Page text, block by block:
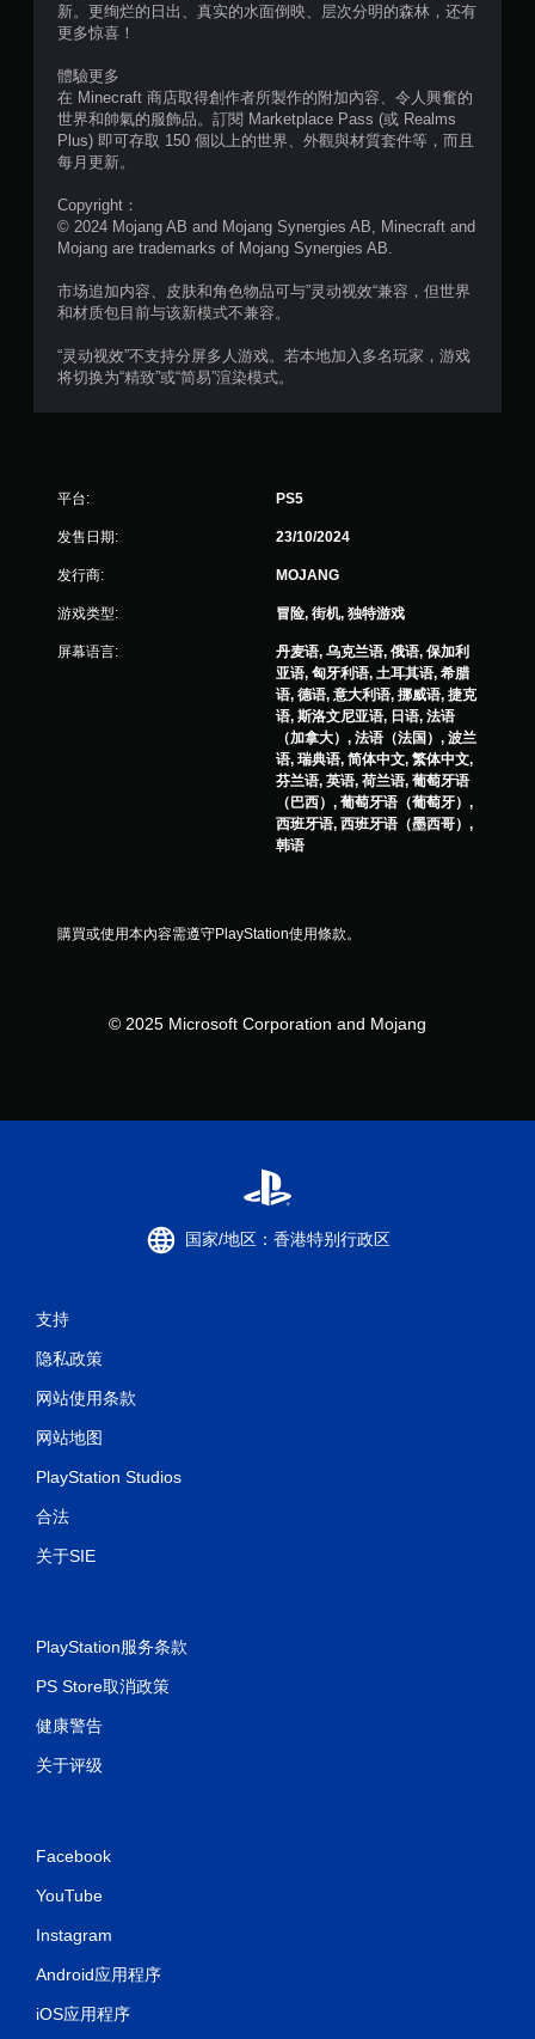
新。更绚烂的日出、真实的水面倒映、层次分明的森林，还有
更多惊喜！
體驗更多
在 Minecraft 商店取得創作者所製作的附加內容、令人興奮的
世界和帥氣的服飾品。訂閱 Marketplace Pass (或 Realms
Plus) 即可存取 150 個以上的世界、外觀與材質套件等，而且
每月更新。
Copyright：
© 2024 Mojang AB and Mojang Synergies AB, Minecraft and
Mojang are trademarks of Mojang Synergies AB.
市场追加内容、皮肤和角色物品可与”灵动视效“兼容，但世界
和材质包目前与该新模式不兼容。
“灵动视效”不支持分屏多人游戏。若本地加入多名玩家，游戏
将切换为“精致”或“简易”渲染模式。
平台: PS5
发售日期: 23/10/2024
发行商: MOJANG
游戏类型: 冒险, 街机, 独特游戏
屏幕语言:
丹麦语, 乌克兰语, 俄语, 保加利
亚语, 匈牙利语, 土耳其语, 希腊
语, 德语, 意大利语, 挪威语, 捷克
语, 斯洛文尼亚语, 日语, 法语
（加拿大）, 法语（法国）, 波兰
语, 瑞典语, 简体中文, 繁体中文,
芬兰语, 英语, 荷兰语, 葡萄牙语
（巴西）, 葡萄牙语（葡萄牙）,
西班牙语, 西班牙语（墨西哥）,
韩语
購買或使用本內容需遵守PlayStation使用條款。
© 2025 Microsoft Corporation and Mojang
国家/地区：香港特别行政区
支持
隐私政策
网站使用条款
网站地图
PlayStation Studios
合法
关于SIE
PlayStation服务条款
PS Store取消政策
健康警告
关于评级
Facebook
YouTube
Instagram
Android应用程序
iOS应用程序